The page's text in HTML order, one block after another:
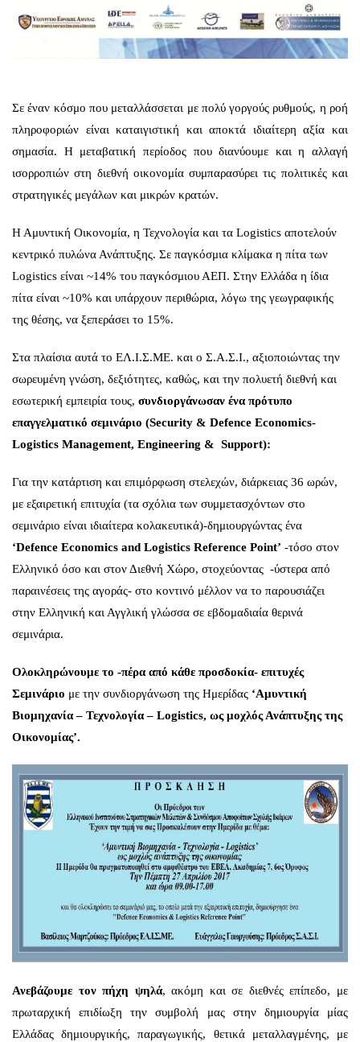
Σε έναν κόσμο που μεταλλάσσεται με πολύ γοργούς ρυθμούς, η ροή
πληροφοριών είναι καταιγιστική και αποκτά ιδιαίτερη αξία και
σημασία. Η μεταβατική περίοδος που διανύουμε και η αλλαγή
ισορροπιών στη διεθνή οικονομία συμπαρασύρει τις πολιτικές και
στρατηγικές μεγάλων και μικρών κρατών.
Η Αμυντική Οικονομία, η Τεχνολογία και τα Logistics αποτελούν
κεντρικό πυλώνα Ανάπτυξης. Σε παγκόσμια κλίμακα η πίτα των
Logistics είναι ~14% του παγκόσμιου ΑΕΠ. Στην Ελλάδα η ίδια
πίτα είναι ~10% και υπάρχουν περιθώρια, λόγω της γεωγραφικής
της θέσης, να ξεπεράσει το 15%.
Στα πλαίσια αυτά το ΕΛ.Ι.Σ.ΜΕ. και ο Σ.Α.Σ.Ι., αξιοποιώντας την
σωρευμένη γνώση, δεξιότητες, καθώς, και την πολυετή διεθνή και
εσωτερική εμπειρία τους, συνδιοργάνωσαν ένα πρότυπο
επαγγελματικό σεμινάριο (Security & Defence Economics-
Logistics Management, Engineering & Support):
Για την κατάρτιση και επιμόρφωση στελεχών, διάρκειας 36 ωρών,
με εξαιρετική επιτυχία (τα σχόλια των συμμετασχόντων στο
σεμινάριο είναι ιδιαίτερα κολακευτικά)-δημιουργώντας ένα
‘Defence Economics and Logistics Reference Point’ -τόσο στον
Ελληνικό όσο και στον Διεθνή Χώρο, στοχεύοντας -ύστερα από
παραινέσεις της αγοράς- στο κοντινό μέλλον να το παρουσιάζει
στην Ελληνική και Αγγλική γλώσσα σε εβδομαδιαία θερινά
σεμινάρια.
Ολοκληρώνουμε το -πέρα από κάθε προσδοκία- επιτυχές
Σεμινάριο με την συνδιοργάνωση της Ημερίδας ‘Αμυντική
Βιομηχανία – Τεχνολογία – Logistics, ως μοχλός Ανάπτυξης της
Οικονομίας’.
Ανεβάζουμε τον πήχη ψηλά, ακόμη και σε διεθνές επίπεδο, με
πρωταρχική επιδίωξη την συμβολή μας στην δημιουργία μίας
Ελλάδας δημιουργικής, παραγωγικής, θετικά μεταλλαγμένης, με